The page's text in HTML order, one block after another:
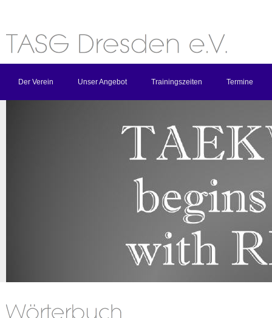
Der Verein Unser Angebot Trainingszeiten Termine